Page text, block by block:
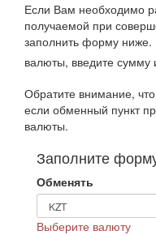
Если Вам необходимо
получаемой при
заполнить форму
валюты, введите сумму
Обратите внимание,
если обменный пункт
валюты.
Заполните
Обменять
Выберите валюту